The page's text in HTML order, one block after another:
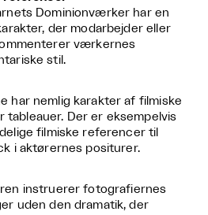
Dominionværker har en
der modarbejder eller
værkernes
stil.
har nemlig karakter af filmiske
tableauer. Der er eksempelvis
filmiske referencer til
i aktørernes positurer.
instruerer fotografiernes
uden den dramatik, der